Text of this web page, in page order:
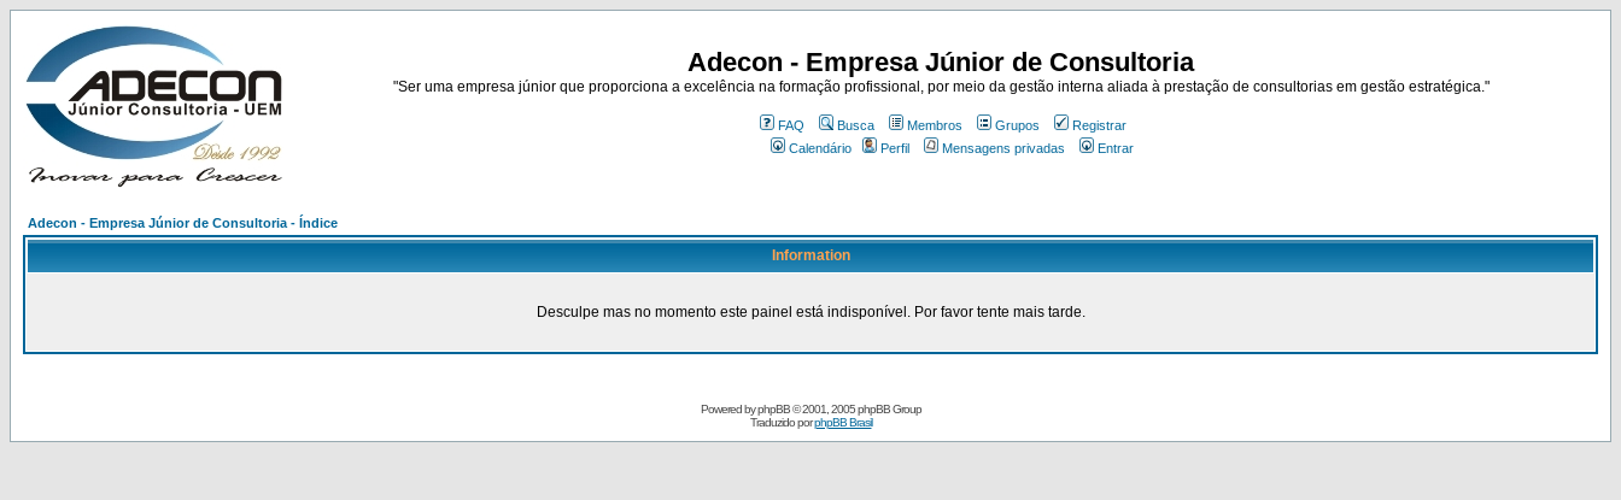
Adecon - Empresa Júnior de Consultoria
"Ser uma empresa júnior que proporciona a excelência na formação profissional, por meio da gestão interna aliada à prestação de consultorias em gestão estratégica."
FAQ Busca Membros Grupos
Registrar
Calendário
Perfil Mensagens privadas Entrar
Adecon - Empresa Júnior de Consultoria - Índice
Information
Desculpe mas no momento este painel está indisponível. Por favor tente mais tarde.
Powered byphpBB© 2001, 2005 phpBB Group
Traduzido porphpBB Brasil